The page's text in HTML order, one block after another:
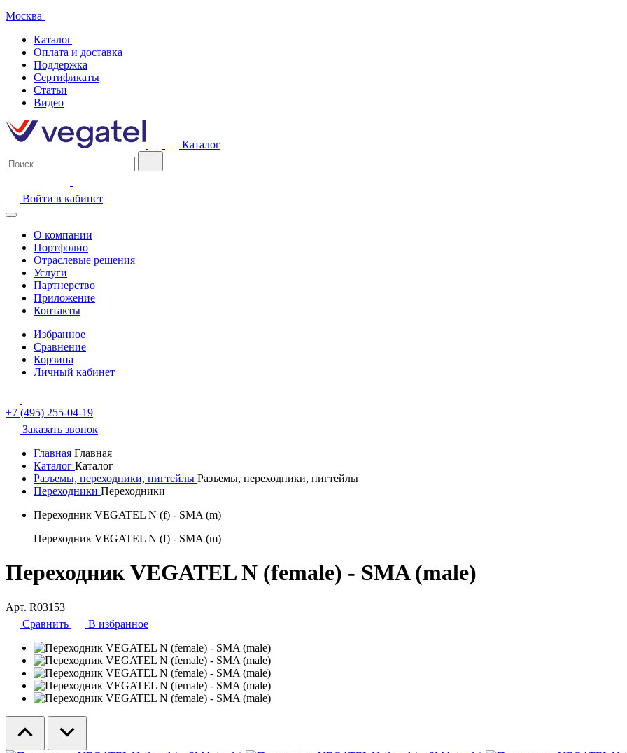
Москва
Каталог
Оплата и доставка
Поддержка
Сертификаты
Статьи
Видео
Каталог
Войти в кабинет
О компании
Портфолио
Отраслевые решения
Услуги
Партнерство
Приложение
Контакты
Избранное
Сравнение
Корзина
Личный кабинет
+7 (495) 255-04-19
Заказать звонок
Главная Главная
Каталог Каталог
Разъемы, переходники, пигтейлы Разъемы, переходники, пигтейлы
Переходники Переходники
Переходник VEGATEL N (f) - SMA (m)
Переходник VEGATEL N (f) - SMA (m)
Переходник VEGATEL N (female) - SMA (male)
Арт. R03153
Сравнить
В избранное